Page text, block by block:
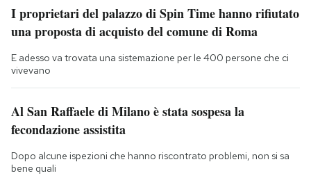
I proprietari del palazzo di Spin Time hanno rifiutato
una proposta di acquisto del comune di Roma
E adesso va trovata una sistemazione per le 400 persone che ci
vivevano
Al San Raffaele di Milano è stata sospesa la
fecondazione assistita
Dopo alcune ispezioni che hanno riscontrato problemi, non si sa
bene quali